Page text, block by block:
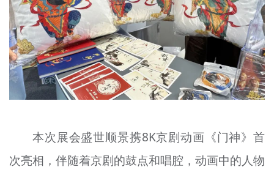
本次展会盛世顺景携8K京剧动画《门神》首
次亮相，伴随着京剧的鼓点和唱腔，动画中的人物